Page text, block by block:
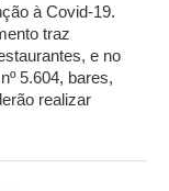
à Covid-19.
traz
e no
5.604, bares,
realizar